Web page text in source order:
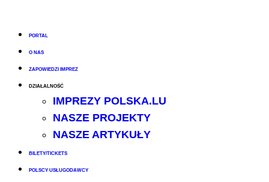
PORTAL
O NAS
ZAPOWIEDZI IMPREZ
DZIAŁALNOŚĆ
IMPREZY POLSKA.LU
NASZE PROJEKTY
NASZE ARTYKUŁY
BILETY/TICKETS
POLSCY USŁUGODAWCY